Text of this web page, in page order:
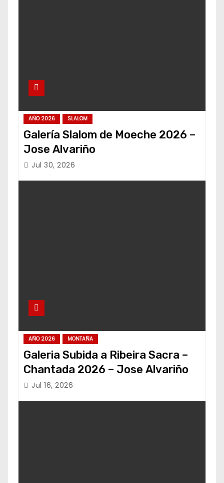
AÑO 2026 SLALOM
Galería Slalom de Moeche 2026 –
Jose Alvariño
Jul 30, 2026
AÑO 2026 MONTAÑA
Galeria Subida a Ribeira Sacra –
Chantada 2026 – Jose Alvariño
Jul 16, 2026